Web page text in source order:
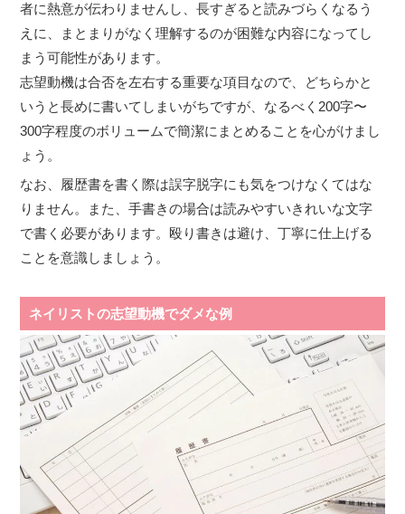
者に熱意が伝わりませんし、長すぎると読みづらくなるう
えに、まとまりがなく理解するのが困難な内容になってし
まう可能性があります。
志望動機は合否を左右する重要な項目なので、どちらかと
いうと長めに書いてしまいがちですが、なるべく200字〜
300字程度のボリュームで簡潔にまとめることを心がけまし
ょう。
なお、履歴書を書く際は誤字脱字にも気をつけなくてはな
りません。また、手書きの場合は読みやすいきれいな文字
で書く必要があります。殴り書きは避け、丁寧に仕上げる
ことを意識しましょう。
ネイリストの志望動機でダメな例